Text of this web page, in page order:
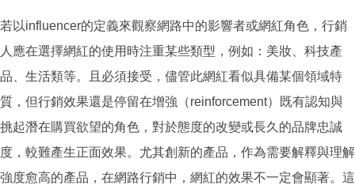
若以influencer的定義來觀察網路中的影響者或網紅角色，行銷
人應在選擇網紅的使用時注重某些類型，例如：美妝、科技產
品、生活類等。且必須接受，儘管此網紅看似具備某個領域特
質，但行銷效果還是停留在增強（reinforcement）既有認知與
挑起潛在購買欲望的角色，對於態度的改變或長久的品牌忠誠
度，較難產生正面效果。尤其創新的產品，作為需要解釋與理解
強度愈高的產品，在網路行銷中，網紅的效果不一定會顯著。這